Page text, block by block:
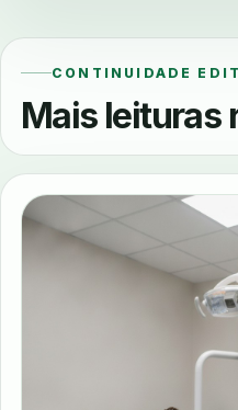
CONTINUIDADE
Mais leituras